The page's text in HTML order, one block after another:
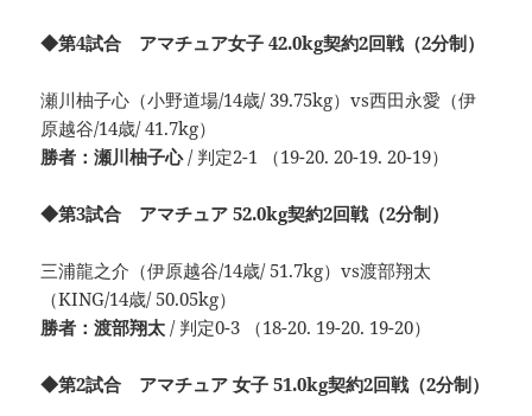
◆第4試合 アマチュア女子 42.0kg契約2回戦（2分制）
瀬川柚子心（小野道場/14歳/ 39.75kg）vs西田永愛（伊
原越谷/14歳/ 41.7kg）
勝者：瀬川柚子心/ 判定2-1 （19-20. 20-19. 20-19）
◆第3試合 アマチュア 52.0kg契約2回戦（2分制）
三浦龍之介（伊原越谷/14歳/ 51.7kg）vs渡部翔太
（KING/14歳/ 50.05kg）
勝者：渡部翔太 / 判定0-3 （18-20. 19-20. 19-20）
◆第2試合 アマチュア 女子 51.0kg契約2回戦（2分制）